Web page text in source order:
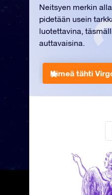
Neitsyen merkin
pidetään usein
luotettavina,
auttavaisina.
Nimeä tähti